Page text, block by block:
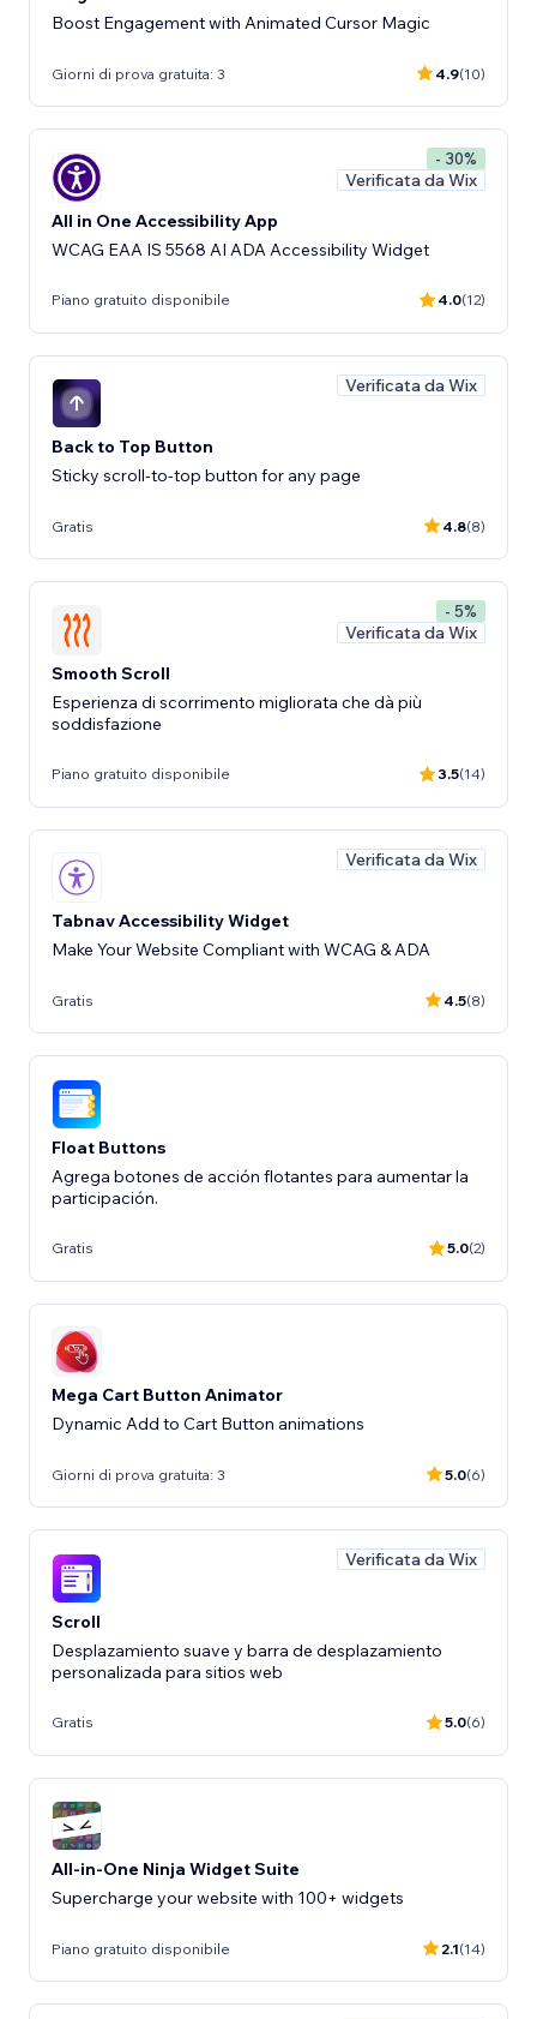
Boost Engagement with Animated Cursor Magic
Giorni di prova gratuita: 3 4.9(10)
- 30%
Verificata da Wix
All in One Accessibility App
WCAG EAA IS 5568 AI ADA Accessibility Widget
Piano gratuito disponibile 4.0(12)
Verificata da Wix
Back to Top Button
Sticky scroll-to-top button for any page
Gratis 4.8(8)
- 5%
Verificata da Wix
Smooth Scroll
Esperienza di scorrimento migliorata che dà più
soddisfazione
Piano gratuito disponibile 3.5(14)
Verificata da Wix
Tabnav Accessibility Widget
Make Your Website Compliant with WCAG & ADA
Gratis 4.5(8)
Float Buttons
Agrega botones de acción flotantes para aumentar la
participación.
Gratis 5.0(2)
Mega Cart Button Animator
Dynamic Add to Cart Button animations
Giorni di prova gratuita: 3 5.0(6)
Verificata da Wix
Scroll
Desplazamiento suave y barra de desplazamiento
personalizada para sitios web
Gratis 5.0(6)
All-in-One Ninja Widget Suite
Supercharge your website with 100+ widgets
Piano gratuito disponibile 2.1(14)